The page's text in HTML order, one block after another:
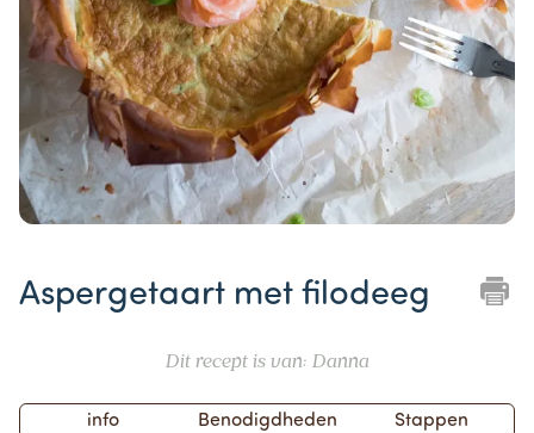
Aspergetaart met filodeeg
Dit recept is van: Danna
of
info Benodigdheden Stappen